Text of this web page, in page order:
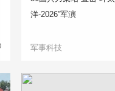
洋-2026”军演
军事科技